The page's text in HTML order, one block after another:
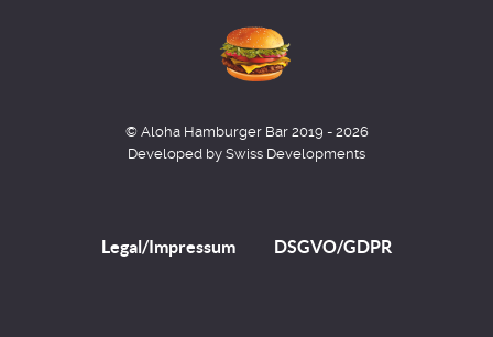
© Aloha Hamburger Bar 2019 - 2026
Developed by Swiss Developments
Legal/Impressum DSGVO/GDPR